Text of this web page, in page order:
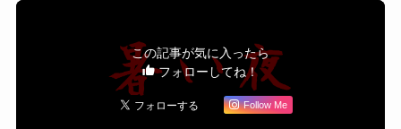
この記事が気に入ったら
フォローしてね！
Follow Me